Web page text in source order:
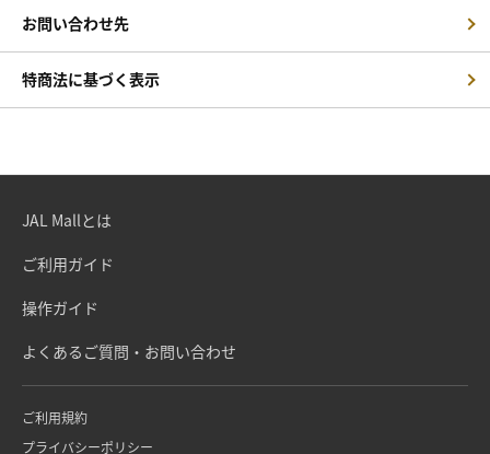
お問い合わせ先
特商法に基づく表示
JAL Mallとは
ご利用ガイド
操作ガイド
よくあるご質問・お問い合わせ
ご利用規約
プライバシーポリシー